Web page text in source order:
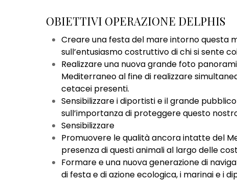
OBIETTIVI OPERAZIONE DELPHIS
Creare una festa del mare intorno questa
sull’entusiasmo costruttivo di chi si sente
Realizzare una nuova grande foto
Mediterraneo al fine di realizzare
cetacei presenti.
Sensibilizzare i diportisti e il grande
sull’importanza di proteggere questo
Sensibilizzare
Promuovere le qualità ancora intatte del
presenza di questi animali al largo delle
Formare e una nuova generazione di
di festa e di azione ecologica, i marinai e i